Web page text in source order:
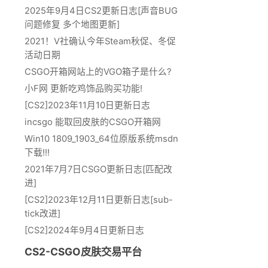
2025年9月4日CS2更新日志[声音BUG
问题修复 多个地图更新]
2021！V社确认今年Steam秋促、冬促
活动日期
CSGO开箱网站上的VGO箱子是什么?
小F网 更新吃鸡饰品购买功能!
[CS2]2023年11月10日更新日志
incsgo 能取回皮肤的CSGO开箱网
Win10 1809_1903_64位原版系统msdn
下载!!!
2021年7月7日CSGO更新日志[匹配改
进]
[CS2]2023年12月11日更新日志[sub-
tick改进]
[CS2]2024年9月4日更新日志
CS2-CSGO皮肤交易平台